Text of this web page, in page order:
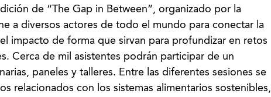
de “The Gap in Between”, organizado por la
a diversos actores de todo el mundo para conectar la
impacto de forma que sirvan para profundizar en retos
Cerca de mil asistentes podrán participar de un
paneles y talleres. Entre las diferentes sesiones se
relacionados con los sistemas alimentarios sostenibles,